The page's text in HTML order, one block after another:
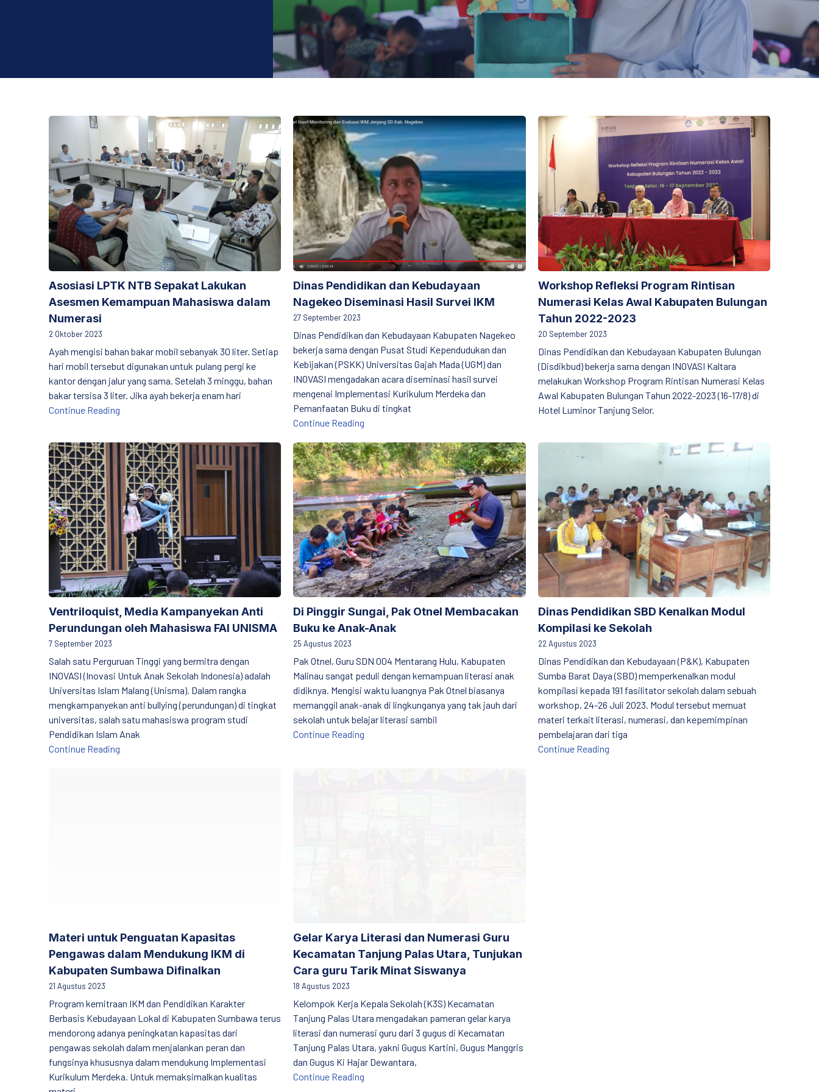
Asosiasi LPTK NTB Sepakat Lakukan Asesmen Kemampuan Mahasiswa dalam Numerasi
Asosiasi LPTK NTB Sepakat Lakukan
Asesmen Kemampuan Mahasiswa dalam
Numerasi
2 Oktober 2023
Ayah mengisi bahan bakar mobil sebanyak 30 liter. Setiap
hari mobil tersebut digunakan untuk pulang pergi ke
kantor dengan jalur yang sama. Setelah 3 minggu, bahan
bakar tersisa 3 liter. Jika ayah bekerja enam hari
Continue Reading Asosiasi LPTK NTB Sepakat Lakukan Asesmen Kemampuan Mahasiswa dalam Numerasi
Dinas Pendidikan dan Kebudayaan Nagekeo Diseminasi Hasil Survei IKM
Dinas Pendidikan dan Kebudayaan
Nagekeo Diseminasi Hasil Survei IKM
27 September 2023
Dinas Pendidikan dan Kebudayaan Kabupaten Nagekeo
bekerja sama dengan Pusat Studi Kependudukan dan
Kebijakan (PSKK) Universitas Gajah Mada (UGM) dan
INOVASI mengadakan acara diseminasi hasil survei
mengenai Implementasi Kurikulum Merdeka dan
Pemanfaatan Buku di tingkat
Continue Reading
Workshop Refleksi Program Rintisan Numerasi Kelas Awal
Workshop Refleksi Program Rintisan
Numerasi Kelas Awal Kabupaten Bulungan
Tahun 2022-2023
20 September 2023
Dinas Pendidikan dan Kebudayaan Kabupaten Bulungan
(Disdikbud) bekerja sama dengan INOVASI Kaltara
melakukan Workshop Program Rintisan Numerasi Kelas
Awal Kabupaten Bulungan Tahun 2022-2023 (16-17/8) di
Hotel Luminor Tanjung Selor.
Ventriloquist, Media Kampanyekan Anti Perundungan oleh Mahasiswa FAI UNISMA
Ventriloquist, Media Kampanyekan Anti
Perundungan oleh Mahasiswa FAI UNISMA
7 September 2023
Salah satu Perguruan Tinggi yang bermitra dengan
INOVASI (Inovasi Untuk Anak Sekolah Indonesia) adalah
Universitas Islam Malang (Unisma). Dalam rangka
mengkampanyekan anti bullying (perundungan) di tingkat
universitas, salah satu mahasiswa program studi
Pendidikan Islam Anak
Continue Reading
Di Pinggir Sungai, Pak Otnel Membacakan Buku ke Anak-Anak
Di Pinggir Sungai, Pak Otnel Membacakan
Buku ke Anak-Anak
25 Agustus 2023
Pak Otnel, Guru SDN 004 Mentarang Hulu, Kabupaten
Malinau sangat peduli dengan kemampuan literasi anak
didiknya. Mengisi waktu luangnya Pak Otnel biasanya
memanggil anak-anak di lingkunganya yang tak jauh dari
sekolah untuk belajar literasi sambil
Continue Reading Di Pinggir Sungai, Pak Otnel Membacakan Buku ke Anak-Anak
Dinas Pendidikan SBD Kenalkan Modul Kompilasi ke Sekolah
Dinas Pendidikan SBD Kenalkan Modul
Kompilasi ke Sekolah
22 Agustus 2023
Dinas Pendidikan dan Kebudayaan (P&K), Kabupaten
Sumba Barat Daya (SBD) memperkenalkan modul
kompilasi kepada 191 fasilitator sekolah dalam sebuah
workshop, 24-26 Juli 2023. Modul tersebut memuat
materi terkait literasi, numerasi, dan kepemimpinan
pembelajaran dari tiga
Continue ReadingDinas Pendidikan SBD Kenalkan Modul Kompilasi
Materi untuk Penguatan Kapasitas
Pengawas dalam Mendukung IKM di
Kabupaten Sumbawa Difinalkan
21 Agustus 2023
Program kemitraan IKM dan Pendidikan Karakter
Berbasis Kebudayaan Lokal di Kabupaten Sumbawa terus
mendorong adanya peningkatan kapasitas dari
pengawas sekolah dalam menjalankan peran dan
fungsinya khususnya dalam mendukung Implementasi
Kurikulum Merdeka. Untuk memaksimalkan kualitas
Gelar Karya Literasi dan Numerasi Guru
Kecamatan Tanjung Palas Utara, Tunjukan
Cara guru Tarik Minat Siswanya
18 Agustus 2023
Kelompok Kerja Kepala Sekolah (K3S) Kecamatan
Tanjung Palas Utara mengadakan pameran gelar karya
literasi dan numerasi guru dari 3 gugus di Kecamatan
Tanjung Palas Utara, yakni Gugus Kartini, Gugus Manggris
dan Gugus Ki Hajar Dewantara,
Continue Reading